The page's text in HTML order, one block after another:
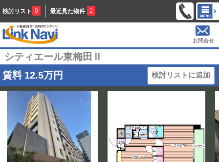
検討リスト 0 最近見た物件 1
お問合せ
シティエール東梅田Ⅱ
賃料 12.5万円 検討リストに追加